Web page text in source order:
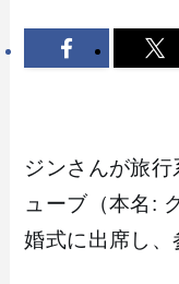
ジンさんが旅
ューブ（本名:
婚式に出席し、